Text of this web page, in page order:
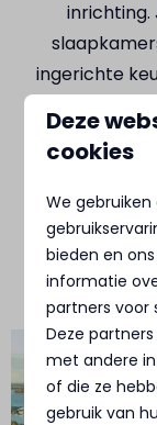
ingerichte
locatie
heeft
ruimte
verblijf
Deze
cookies
We
bieden en
informatie
partners voor
Deze
met andere
of die ze
gebruik van